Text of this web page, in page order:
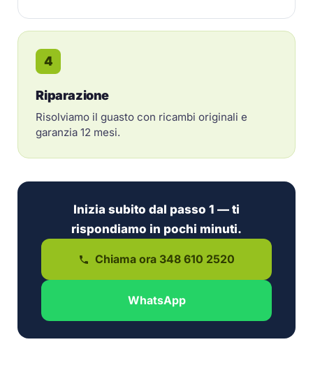
4
Riparazione
Risolviamo il guasto con ricambi originali e
garanzia 12 mesi.
Inizia subito dal passo 1 — ti
rispondiamo in pochi minuti.
Chiama ora 348 610 2520
WhatsApp